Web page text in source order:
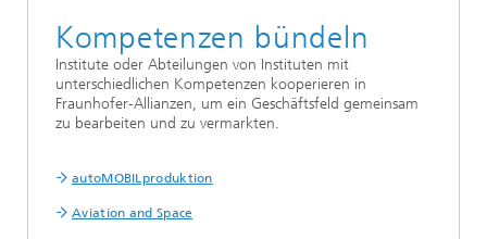
Kompetenzen bündeln
Institute oder Abteilungen von Instituten mit
unterschiedlichen Kompetenzen kooperieren in
Fraunhofer-Allianzen, um ein Geschäftsfeld gemeinsam
zu bearbeiten und zu vermarkten.
autoMOBILproduktion
Aviation and Space